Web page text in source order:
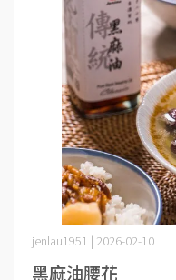
黑麻油腰花
jenlau1951 | 2026-02-10